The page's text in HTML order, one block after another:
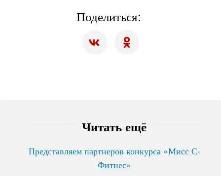
Поделиться:
Читать ещё
Представляем партнеров конкурса «Мисс С-
Фитнес»